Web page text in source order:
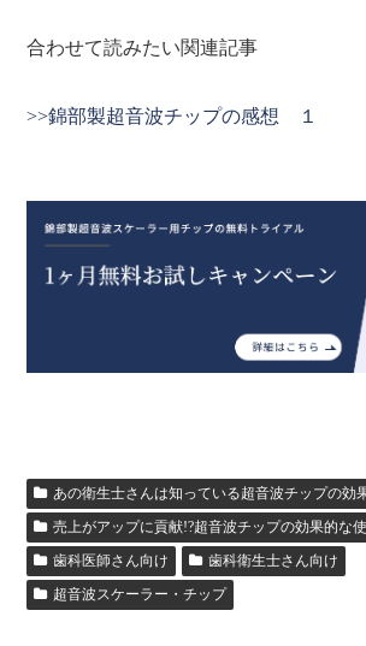
合わせて読みたい関連記事
>>錦部製超音波チップの感想 １
あの衛生士さんは知っている超音波チップの効
売上がアップに貢献!?超音波チップの効果的な
歯科医師さん向け
歯科衛生士さん向け
超音波スケーラー・チップ